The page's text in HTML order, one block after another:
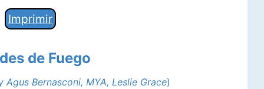
Imprimir
de Fuego
Bernasconi, MYA, Leslie Grace)